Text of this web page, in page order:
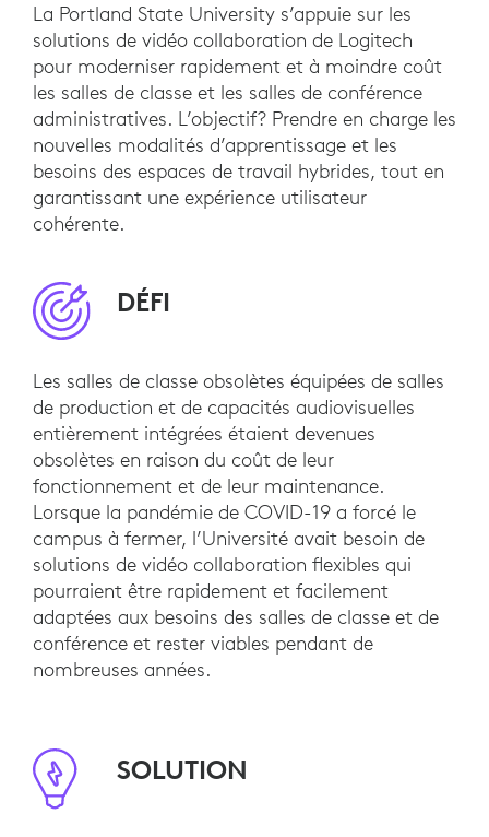
La Portland State University s’appuie sur les
solutions de vidéo collaboration de Logitech
pour moderniser rapidement et à moindre coût
les salles de classe et les salles de conférence
administratives. L’objectif? Prendre en charge les
nouvelles modalités d’apprentissage et les
besoins des espaces de travail hybrides, tout en
garantissant une expérience utilisateur
cohérente.
DÉFI
Les salles de classe obsolètes équipées de salles
de production et de capacités audiovisuelles
entièrement intégrées étaient devenues
obsolètes en raison du coût de leur
fonctionnement et de leur maintenance.
Lorsque la pandémie de COVID-19 a forcé le
campus à fermer, l’Université avait besoin de
solutions de vidéo collaboration flexibles qui
pourraient être rapidement et facilement
adaptées aux besoins des salles de classe et de
conférence et rester viables pendant de
nombreuses années.
SOLUTION